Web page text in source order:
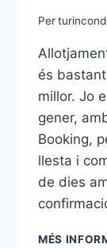
Per
és
millor. Jo
gener,
Booking,
llesta i
de dies
MÉS